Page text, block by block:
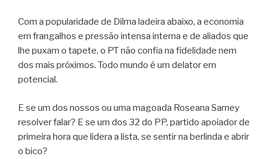
Com a popularidade de Dilma ladeira abaixo, a economia
em frangalhos e pressão intensa interna e de aliados que
lhe puxam o tapete, o PT não confia na fidelidade nem
dos mais próximos. Todo mundo é um delator em
potencial.
E se um dos nossos ou uma magoada Roseana Sarney
resolver falar? E se um dos 32 do PP, partido apoiador de
primeira hora que lidera a lista, se sentir na berlinda e abrir
o bico?